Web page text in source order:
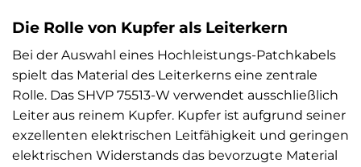
Die Rolle von Kupfer als Leiterkern
Bei der Auswahl eines Hochleistungs-Patchkabels
spielt das Material des Leiterkerns eine zentrale
Rolle. Das SHVP 75513-W verwendet ausschließlich
Leiter aus reinem Kupfer. Kupfer ist aufgrund seiner
exzellenten elektrischen Leitfähigkeit und geringen
elektrischen Widerstands das bevorzugte Material